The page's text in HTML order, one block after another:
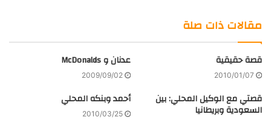
مقالات ذات صلة
قصة حقيقية
2010/01/07
عدنان و McDonalds
2009/09/02
قصتي مع الوكيل المحلي: بين
السعودية وبريطانيا
أحمد وبنكه المحلي
2010/03/25